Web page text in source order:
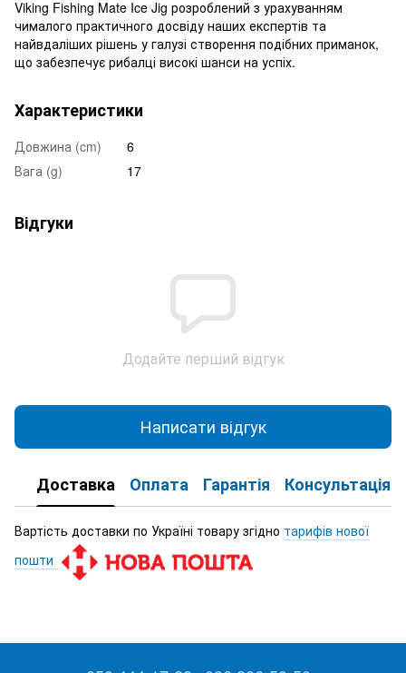
Viking Fishing Mate Ice Jig розроблений з урахуванням
чималого практичного досвіду наших експертів та
найвдаліших рішень у галузі створення подібних приманок,
що забезпечує рибалці високі шанси на успіх.
Характеристики
Довжина (cm)
6
Вага (g)
17
Відгуки
Додайте перший відгук
Написати відгук
Доставка Оплата Гарантія Консультація
Вартість доставки по Україні товару згідно тарифів нової
пошти